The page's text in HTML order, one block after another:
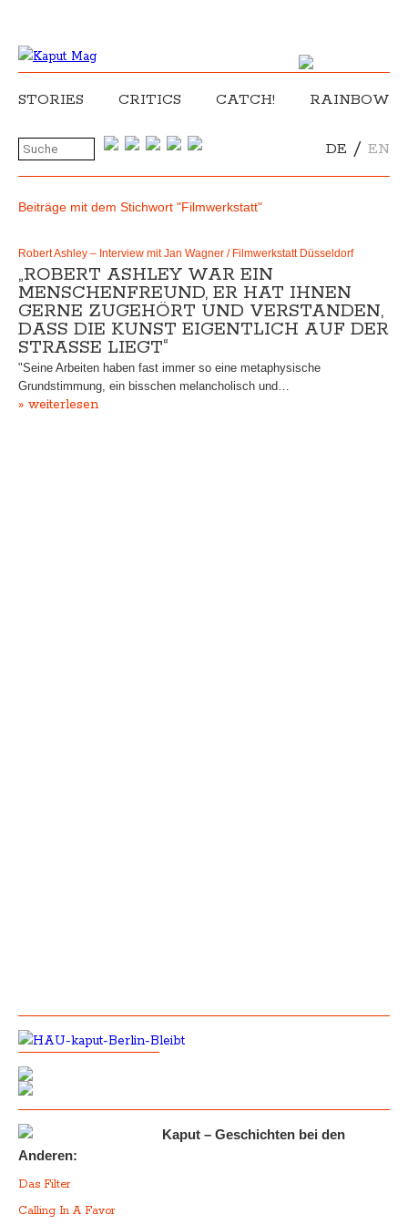
STORIES CRITICS CATCH! RAINBOW
DE / EN
Beiträge mit dem Stichwort "Filmwerkstatt"
Robert Ashley – Interview mit Jan Wagner / Filmwerkstatt Düsseldorf
„ROBERT ASHLEY WAR EIN
MENSCHENFREUND, ER HAT IHNEN
GERNE ZUGEHÖRT UND VERSTANDEN,
DASS DIE KUNST EIGENTLICH AUF DER
STRASSE LIEGT“
"Seine Arbeiten haben fast immer so eine metaphysische
Grundstimmung, ein bisschen melancholisch und…
» weiterlesen
Kaput – Geschichten bei den
Anderen:
Das Filter
Calling In A Favor